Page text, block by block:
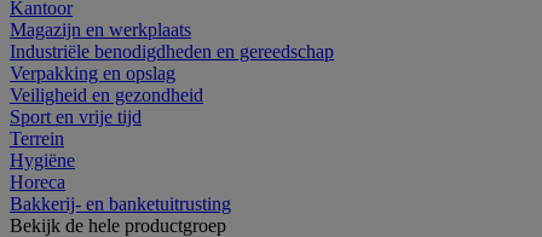
Kantoor
Magazijn en werkplaats
Industriële benodigdheden en gereedschap
Verpakking en opslag
Veiligheid en gezondheid
Sport en vrije tijd
Terrein
Hygiëne
Horeca
Bakkerij- en banketuitrusting
Bekijk de hele productgroep